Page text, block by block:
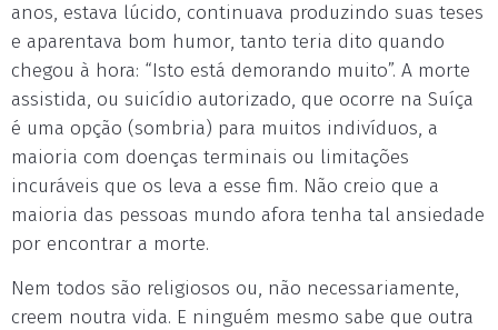
anos, estava lúcido, continuava produzindo suas teses
e aparentava bom humor, tanto teria dito quando
chegou à hora: “Isto está demorando muito”. A morte
assistida, ou suicídio autorizado, que ocorre na Suíça
é uma opção (sombria) para muitos indivíduos, a
maioria com doenças terminais ou limitações
incuráveis que os leva a esse fim. Não creio que a
maioria das pessoas mundo afora tenha tal ansiedade
por encontrar a morte.
Nem todos são religiosos ou, não necessariamente,
creem noutra vida. E ninguém mesmo sabe que outra